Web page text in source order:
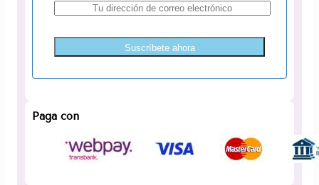
Suscríbete ahora
Paga con